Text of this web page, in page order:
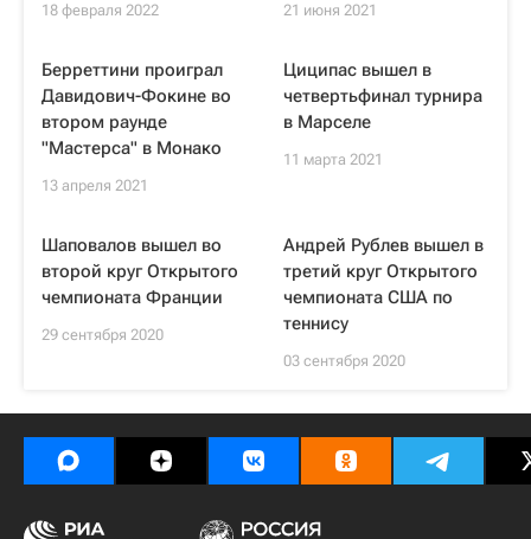
18 февраля 2022 21 июня 2021
Берреттини проиграл
Давидович-Фокине во
втором раунде
"Мастерса" в Монако
13 апреля 2021
Циципас вышел в
четвертьфинал турнира
в Марселе
11 марта 2021
Шаповалов вышел во
второй круг Открытого
чемпионата Франции
29 сентября 2020
Андрей Рублев вышел в
третий круг Открытого
чемпионата США по
теннису
03 сентября 2020